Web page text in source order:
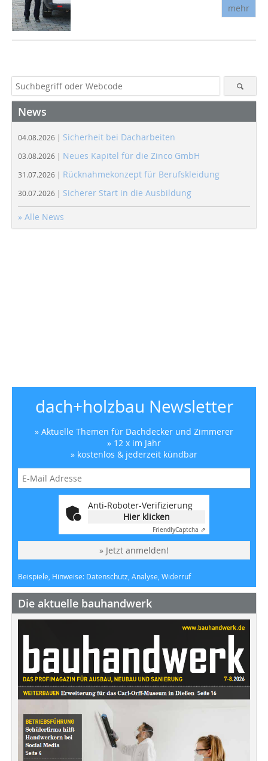
mehr
News
04.08.2026 | Sicherheit bei Dacharbeiten
03.08.2026 | Neues Kapitel für die Zinco GmbH
31.07.2026 | Rücknahmekonzept für Berufskleidung
30.07.2026 | Sicherer Start in die Ausbildung
» Alle News
dach+holzbau Newsletter
» Aktuelle Themen für Dachdecker und Zimmerer
» 12 x im Jahr
» kostenlos & jederzeit kündbar
Anti-Roboter-Verifizierung
Hier klicken
FriendlyCaptcha ⇗
» Jetzt anmelden!
Beispiele, Hinweise: Datenschutz, Analyse, Widerruf
Die aktuelle bauhandwerk